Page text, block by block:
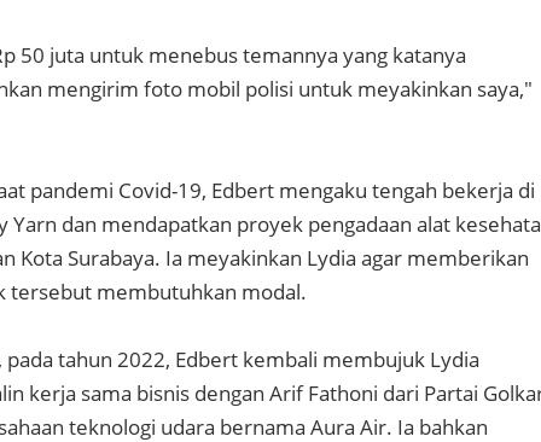
50 juta untuk menebus temannya yang katanya
mengirim foto mobil polisi untuk meyakinkan saya,"
pandemi Covid-19, Edbert mengaku tengah bekerja di
Yarn dan mendapatkan proyek pengadaan alat
Kota Surabaya. Ia meyakinkan Lydia agar memberikan
tersebut membutuhkan modal.
tahun 2022, Edbert kembali membujuk Lydia
kerja sama bisnis dengan Arif Fathoni dari Partai
teknologi udara bernama Aura Air. Ia bahkan